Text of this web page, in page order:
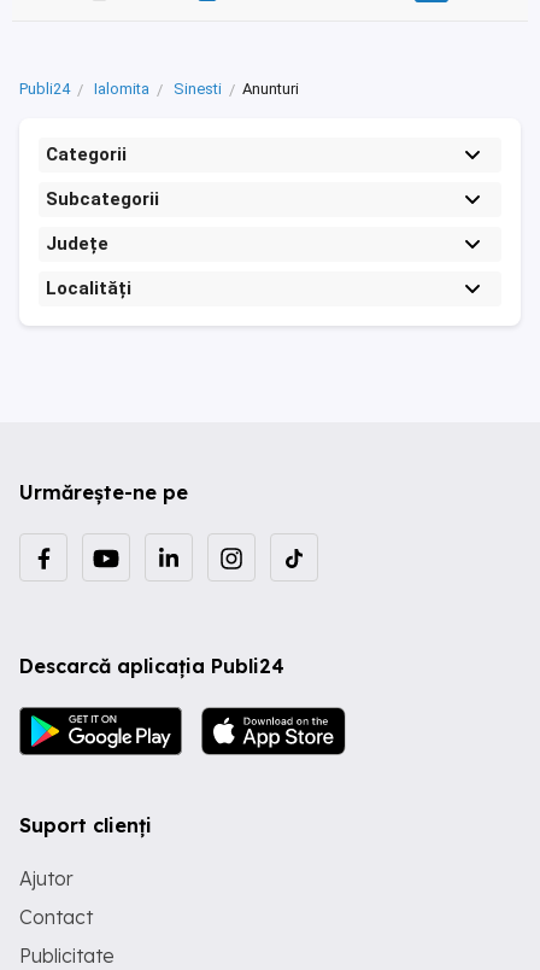
Publi24 Ialomita Sinesti Anunturi
Categorii
Subcategorii
Județe
Localități
Urmărește-ne pe
Descarcă aplicația Publi24
Suport clienți
Ajutor
Contact
Publicitate